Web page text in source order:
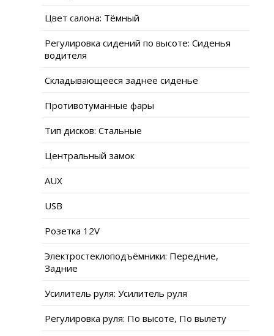
Цвет салона: Тёмный
Регулировка сидений по высоте: Сиденья
водителя
Складывающееся заднее сиденье
Противотуманные фары
Тип дисков: Стальные
Центральный замок
AUX
USB
Розетка 12V
Электростеклоподъёмники: Передние,
Задние
Усилитель руля: Усилитель руля
Регулировка руля: По высоте, По вылету